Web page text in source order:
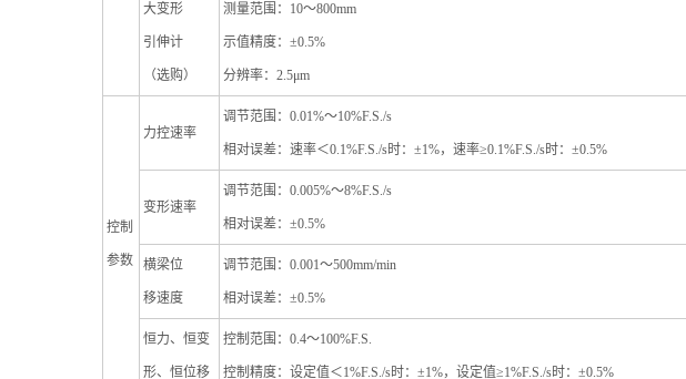
大变形
引伸计
（选购）
测量范围：10～800mm
示值精度：±0.5%
分辨率：2.5μm
控制
参数
力控速率
调节范围：0.01%～10%F.S./s
相对误差：速率＜0.1%F.S./s时：±1%，速率≥0.1%F.S./s时：±0.5%
变形速率
调节范围：0.005%～8%F.S./s
相对误差：±0.5%
横梁位
移速度
调节范围：0.001～500mm/min
相对误差：±0.5%
恒力、恒变
形、恒位移
控制范围：0.4～100%F.S.
控制精度：设定值＜1%F.S./s时：±1%，设定值≥1%F.S./s时：±0.5%